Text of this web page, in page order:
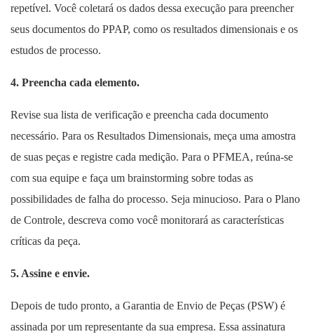
repetível. Você coletará os dados dessa execução para preencher
seus documentos do PPAP, como os resultados dimensionais e os
estudos de processo.
4. Preencha cada elemento.
Revise sua lista de verificação e preencha cada documento
necessário. Para os Resultados Dimensionais, meça uma amostra
de suas peças e registre cada medição. Para o PFMEA, reúna-se
com sua equipe e faça um brainstorming sobre todas as
possibilidades de falha do processo. Seja minucioso. Para o Plano
de Controle, descreva como você monitorará as características
críticas da peça.
5. Assine e envie.
Depois de tudo pronto, a Garantia de Envio de Peças (PSW) é
assinada por um representante da sua empresa. Essa assinatura